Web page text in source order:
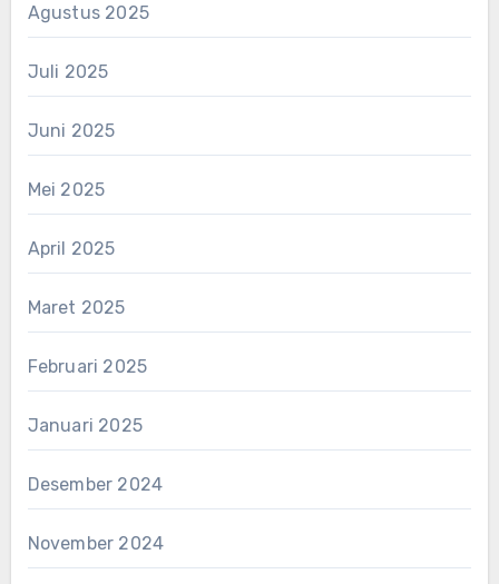
Agustus 2025
Juli 2025
Juni 2025
Mei 2025
April 2025
Maret 2025
Februari 2025
Januari 2025
Desember 2024
November 2024